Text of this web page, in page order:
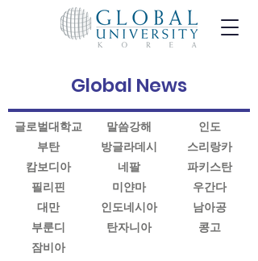
Global News
글로벌대학교 말씀강해
인도
부탄
방글라데시
스리랑카
캄보디아
네팔
파키스탄
필리핀
미얀마
우간다
대만
인도네시아
남아공
부룬디
탄자니아
콩고
잠비아